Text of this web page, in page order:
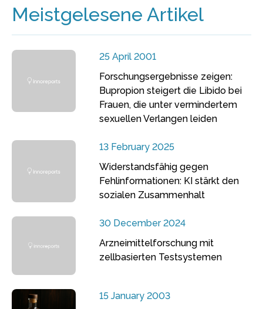
Meistgelesene Artikel
25 April 2001
Forschungsergebnisse zeigen:
Bupropion steigert die Libido bei
Frauen, die unter vermindertem
sexuellen Verlangen leiden
13 February 2025
Widerstandsfähig gegen
Fehlinformationen: KI stärkt den
sozialen Zusammenhalt
30 December 2024
Arzneimittelforschung mit
zellbasierten Testsystemen
15 January 2003